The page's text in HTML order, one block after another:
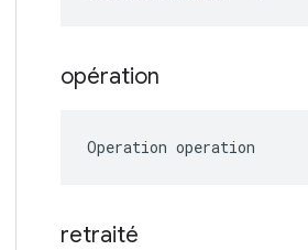
opération
Operation operation
retraité